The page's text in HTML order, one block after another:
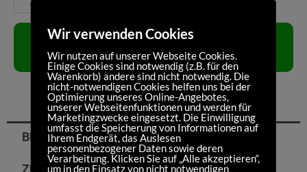
IN DEN
WARENKORB
BESCHREIBUNG
ZUSÄTZLICHE INFORMATIONEN
Wir verwenden Cookies
Wir nutzen auf unserer Webseite Cookies.
Einige Cookies sind notwendig (z.B. für den
Warenkorb) andere sind nicht notwendig. Die
nicht-notwendigen Cookies helfen uns bei der
Optimierung unseres Online-Angebotes,
unserer Webseitenfunktionen und werden für
Marketingzwecke eingesetzt. Die Einwilligung
umfasst die Speicherung von Informationen auf
Ihrem Endgerät, das Auslesen
personenbezogener Daten sowie deren
Verarbeitung. Klicken Sie auf „Alle akzeptieren“,
um in den Einsatz von nicht notwendigen